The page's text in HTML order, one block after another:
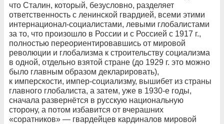
что Сталин, который, безусловно, разделяет
ответственность с ленинской гвардией, всеми этими
интернационал-социалистами, левыми глобалистами
за то, что произошло в России и с Россией с 1917 г.,
полностью переориентировавшись от мировой
революции и глобализма к строительству социализма
в одной, отдельно взятой стране (до 1929 г. это можно
было главным образом декларировать),
к имперскости, импер-социализму, вышибет из страны
главного глобалиста, а затем, уже в 1930-е годы,
сначала развернётся в русскую национальную
сторону, а потом избавится от вчерашних
«соратников» — гвардейцев кардиналов мировой